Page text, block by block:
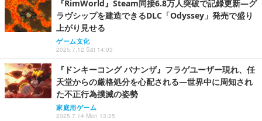
『RimWorld』Steam同接6.8万人突破で記録更新―グ
ラヴシップを建造できるDLC「Odyssey」発売で盛り
上がり見せる
ゲーム文化
2025.7.12 Sat 14:03
『ドンキーコング バナンザ』フラゲユーザー現れ、任
天堂からの厳格処分を心配される―世界中に周知され
た不正行為撲滅の姿勢
家庭用ゲーム
2025.7.14 Mon 13:25